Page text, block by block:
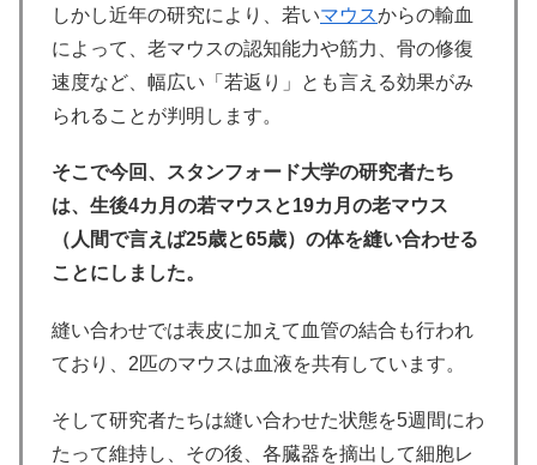
しかし近年の研究により、若いマウスからの輸血
によって、老マウスの認知能力や筋力、骨の修復
速度など、幅広い「若返り」とも言える効果がみ
られることが判明します。
そこで今回、スタンフォード大学の研究者たち
は、生後4カ月の若マウスと19カ月の老マウス
（人間で言えば25歳と65歳）の体を縫い合わせる
ことにしました。
縫い合わせでは表皮に加えて血管の結合も行われ
ており、2匹のマウスは血液を共有しています。
そして研究者たちは縫い合わせた状態を5週間にわ
たって維持し、その後、各臓器を摘出して細胞レ